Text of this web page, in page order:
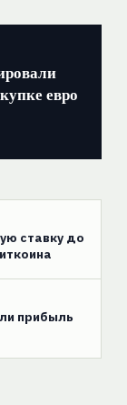
евро
ставку до
прибыль